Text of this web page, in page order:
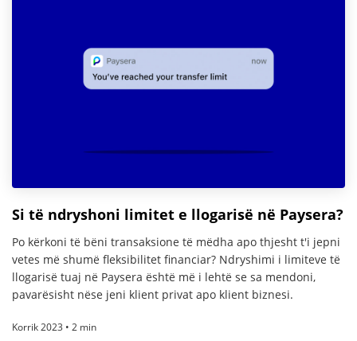
Si të ndryshoni limitet e llogarisë në Paysera?
Po kërkoni të bëni transaksione të mëdha apo thjesht t'i jepni
vetes më shumë fleksibilitet financiar? Ndryshimi i limiteve të
llogarisë tuaj në Paysera është më i lehtë se sa mendoni,
pavarësisht nëse jeni klient privat apo klient biznesi.
Korrik 2023 • 2 min